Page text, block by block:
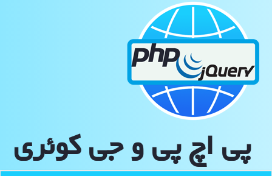
پی اچ پی و جی كوئری